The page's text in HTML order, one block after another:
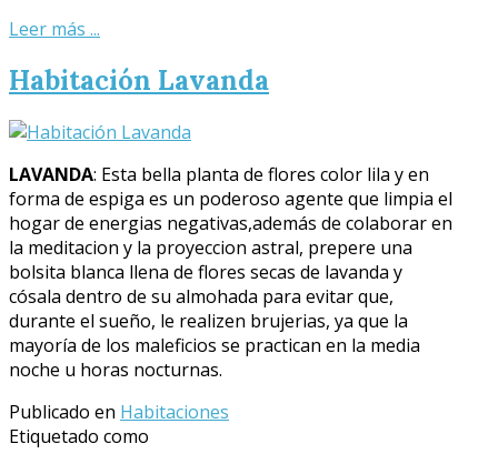
Leer más ...
Habitación Lavanda
LAVANDA: Esta bella planta de flores color lila y en
forma de espiga es un poderoso agente que limpia el
hogar de energias negativas,además de colaborar en
la meditacion y la proyeccion astral, prepere una
bolsita blanca llena de flores secas de lavanda y
cósala dentro de su almohada para evitar que,
durante el sueño, le realizen brujerias, ya que la
mayoría de los maleficios se practican en la media
noche u horas nocturnas.
Publicado en Habitaciones
Etiquetado como